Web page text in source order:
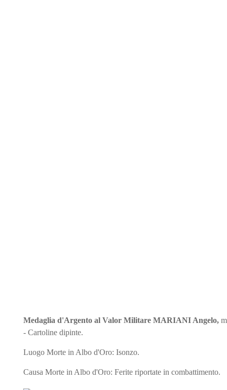
Medaglia d'Argento al Valor Militare MARIANI Angelo,
- Cartoline dipinte.
Luogo Morte in Albo d'Oro: Isonzo.
Causa Morte in Albo d'Oro: Ferite riportate in combattimento.